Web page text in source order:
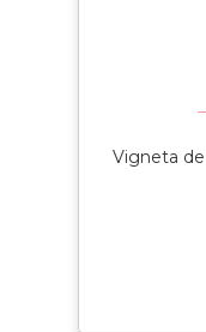
Vigneta